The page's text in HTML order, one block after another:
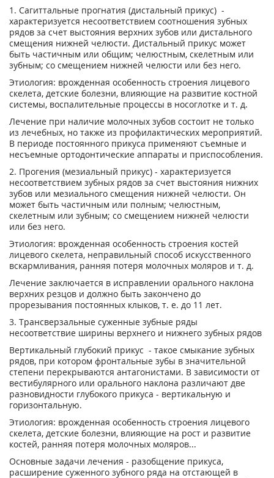
1. Сагиттальные прогнатия (дистальный прикус) -
характеризуется несоответствием соотношения зубных
рядов за счет выстояния верхних зубов или дистального
смещения нижней челюсти. Дистальный прикус может
быть частичным или общим; челюстным, скелетным или
зубным; со смещением нижней челюсти или без него.
Этиология: врожденная особенность строения лицевого
скелета, детские болезни, влияющие на развитие костной
системы, воспалительные процессы в носоглотке и т. д.
Лечение при наличие молочных зубов состоит не только
из лечебных, но также из профилактических мероприятий.
В периоде постоянного прикуса применяют съемные и
несъемные ортодонтические аппараты и приспособления.
2. Прогения (мезиальный прикус) - характеризуется
несоответствием зубных рядов за счет выстояния нижних
зубов или мезиального смещения нижней челюсти. Он
может быть частичным или полным; челюстным,
скелетным или зубным; со смещением нижней челюсти
или без него.
Этиология: врожденная особенность строения костей
лицевого скелета, неправильный способ искусственного
вскармливания, ранняя потеря молочных моляров и т. д.
Лечение заключается в исправлении орального наклона
верхних резцов и должно быть закончено до
прорезывания постоянных клыков, т. е. до 11 лет.
3. Трансверзальные суженные зубные ряды
несоответствие ширины верхнего и нижнего зубных рядов
Вертикальный глубокий прикус - такое смыкание зубных
рядов, при котором фронтальные зубы в значительной
степени перекрываются антагонистами. В зависимости от
вестибулярного или орального наклона различают две
разновидности глубокого прикуса - вертикальную и
горизонтальную.
Этиология: врожденная особенность строения лицевого
скелета, детские болезни, влияющие на рост и развитие
костей, ранняя потеря молочных моляров...
Основные задачи лечения - разобщение прикуса,
расширение суженного зубного ряда на отстающей в